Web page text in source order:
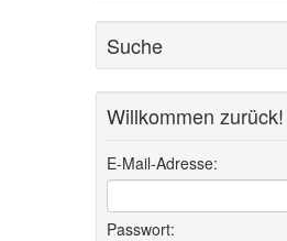
Suche
Willkommen zurück!
E-Mail-Adresse:
Passwort: